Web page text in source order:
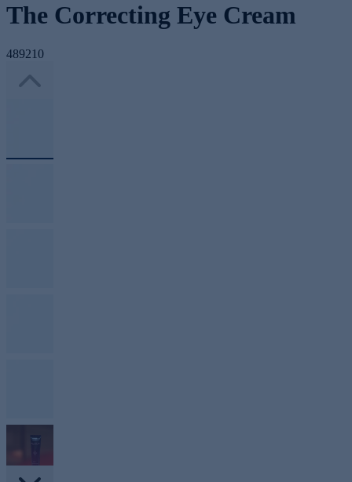
The Correcting Eye Cream
489210